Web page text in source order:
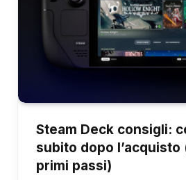
Steam Deck consigli:
subito dopo l’acquisto
primi passi)